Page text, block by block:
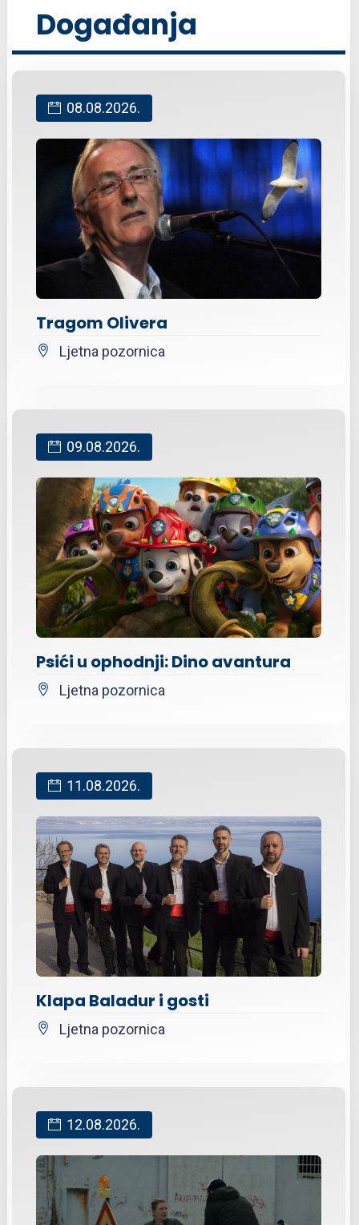
Događanja
08.08.2026.
Tragom Olivera
Ljetna pozornica
09.08.2026.
Psići u ophodnji: Dino avantura
Ljetna pozornica
11.08.2026.
Klapa Baladur i gosti
Ljetna pozornica
12.08.2026.